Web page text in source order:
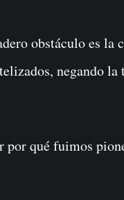
obstáculo es la
negando
por qué fuimos